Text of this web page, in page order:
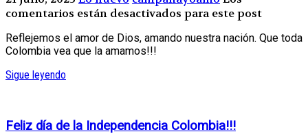
comentarios están desactivados para este post
Reflejemos el amor de Dios, amando nuestra nación. Que toda
Colombia vea que la amamos!!!
Sigue leyendo
Feliz día de la Independencia Colombia!!!